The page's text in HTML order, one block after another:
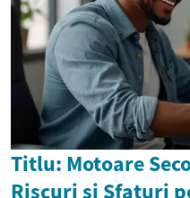
Titlu: Motoare
Riscuri și Sfaturi